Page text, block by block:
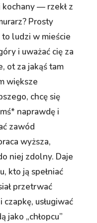
— rzekł z
Prosty
ludzi w mieście
i uważać cię za
ot za jakąś tam
większe
chcę się
naprawdę i
zawód
wyższa,
niej zdolny. Daje
kto ją spełniać
przetrwać
usługiwać
jako „chłopcu”